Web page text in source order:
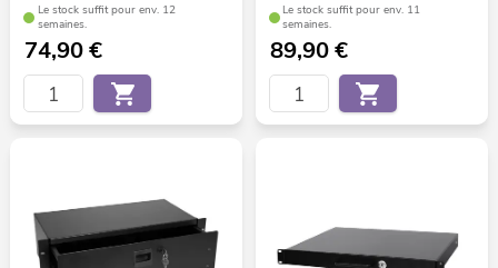
Le stock suffit pour env. 12
semaines.
74,90€
Le stock suffit pour env. 11
semaines.
89,90€